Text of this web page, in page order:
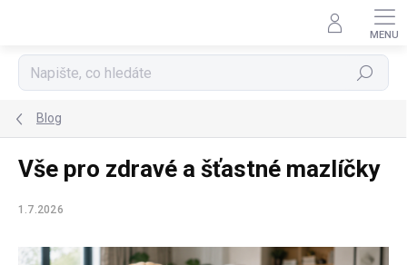
Hledat
Blog
Vše pro zdravé a šťastné mazlíčky
1.7.2026